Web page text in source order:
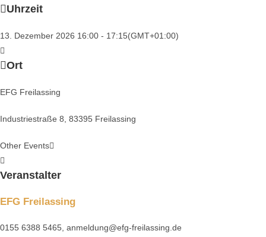
Uhrzeit
13. Dezember 2026 16:00 - 17:15(GMT+01:00)
Ort
EFG Freilassing
Industriestraße 8, 83395 Freilassing
Other Events
Veranstalter
EFG Freilassing
0155 6388 5465, anmeldung@efg-freilassing.de